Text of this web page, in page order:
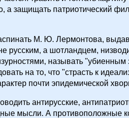
а защищать патриотический
М. Ю. Лермонтова,
русским, а шотландцем,
называть "убиенным
на то, что "страсть к
почти эпидемической
антирусские,
мысли. А противоположные